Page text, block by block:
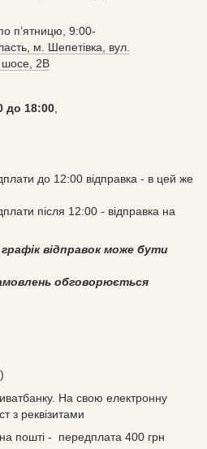
п’ятницю, 9:00-
м. Шепетівка, вул.
шосе, 2В
до 18:00,
до 12:00 відправка - в цей же
після 12:00 - відправка на
відправок може бути
обговорюється
На свою електронну
з реквізитами
пошті - передплата 400 грн